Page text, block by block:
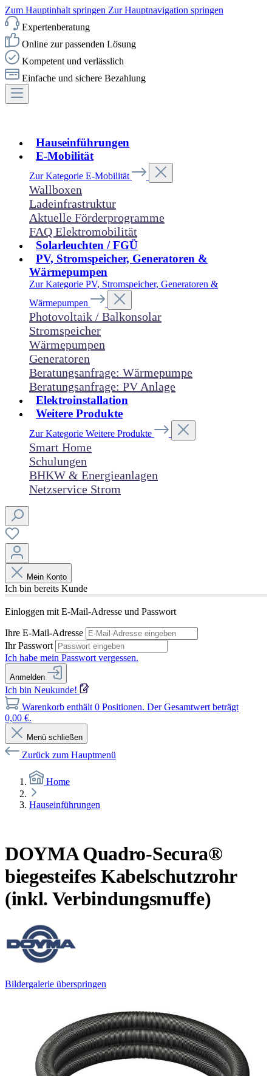
Zum Hauptinhalt springen Zur Hauptnavigation springen
Expertenberatung
Online zur passenden Lösung
Kompetent und verlässlich
Einfache und sichere Bezahlung
Hauseinführungen
E-Mobilität
Zur Kategorie E-Mobilität
Wallboxen
Ladeinfrastruktur
Aktuelle Förderprogramme
FAQ Elektromobilität
Solarleuchten / FGÜ
PV, Stromspeicher, Generatoren &
Wärmepumpen
Zur Kategorie PV, Stromspeicher, Generatoren &
Wärmepumpen
Photovoltaik / Balkonsolar
Stromspeicher
Wärmepumpen
Generatoren
Beratungsanfrage: Wärmepumpe
Beratungsanfrage: PV Anlage
Elektroinstallation
Weitere Produkte
Zur Kategorie Weitere Produkte
Smart Home
Schulungen
BHKW & Energieanlagen
Netzservice Strom
Mein Konto
Ich bin bereits Kunde
Einloggen mit E-Mail-Adresse und Passwort
Ihre E-Mail-Adresse
Ihr Passwort
Ich habe mein Passwort vergessen.
Anmelden
Ich bin Neukunde!
Warenkorb enthält 0 Positionen. Der Gesamtwert beträgt
0,00 €.
Menü schließen
Zurück zum Hauptmenü
Home
Hauseinführungen
DOYMA Quadro-Secura®
biegesteifes Kabelschutzrohr
(inkl. Verbindungsmuffe)
Bildergalerie überspringen